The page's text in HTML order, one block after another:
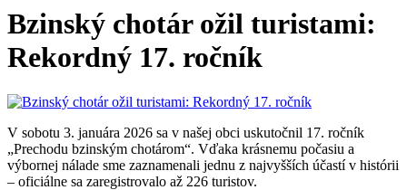
Bzinský chotár ožil turistami:
Rekordný 17. ročník
V sobotu 3. januára 2026 sa v našej obci uskutočnil 17. ročník
„Prechodu bzinským chotárom“. Vďaka krásnemu počasiu a
výbornej nálade sme zaznamenali jednu z najvyšších účastí v histórii
– oficiálne sa zaregistrovalo až 226 turistov.